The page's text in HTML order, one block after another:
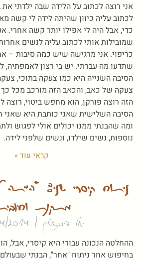
אני רוצה לכתוב על הלידה שבה ילדתי את
לכתוב עליה כיוון שהיתה לידה לי קשה
כדי, אבל היה לי אפילו יותר קשה אחרי.
שמובילות אותי לכתוב עליה לנשים
כריפוי. אני מרגישה שיש כמה סיבות –
שתדעו מה עברתי. יש בי רצון לאמפתיה,
הסיבה השנייה היא כמו צעקה בתוכי,
צעקה של כאב, והכאב הזה מורכב מכל
הזה רוצה פורקן, הוא מחפש ביטוי, רוצה
הסיבה השלישית שאני כותבת היא
ומה שהבנתי ממנו יכולים אולי לפגוש
נוספות, נשים שילדו, ונשים שלפני לידה.
קראי עוד »
ניתוח קיסרי שני: "הייתה
מתקנת
יעל דימנשטיין
ההחלטה הנכונה עבורי היא קיסרי, אבל,
בחיפוש אחר ניתוח "אחר", הבנתי